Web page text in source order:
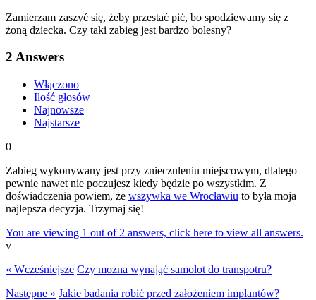
Zamierzam zaszyć się, żeby przestać pić, bo spodziewamy się z
żoną dziecka. Czy taki zabieg jest bardzo bolesny?
2 Answers
Włączono
Ilość głosów
Najnowsze
Najstarsze
0
Zabieg wykonywany jest przy znieczuleniu miejscowym, dlatego
pewnie nawet nie poczujesz kiedy będzie po wszystkim. Z
doświadczenia powiem, że wszywka we Wrocławiu to była moja
najlepsza decyzja. Trzymaj się!
You are viewing 1 out of 2 answers, click here to view all answers.
v
« Wcześniejsze Czy mozna wynająć samolot do transpotru?
Następne » Jakie badania robić przed założeniem implantów?